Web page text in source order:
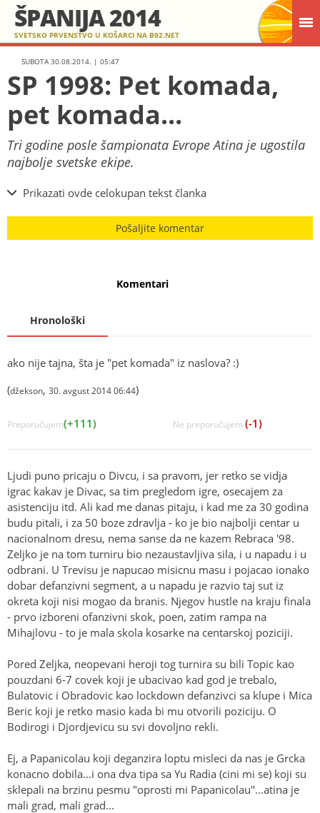
ŠPANIJA 2014
SVETSKO PRVENSTVO U KOŠARCI NA B92.NET
SUBOTA 30.08.2014. | 05:47
SP 1998: Pet komada,
pet komada...
Tri godine posle šampionata Evrope Atina je ugostila
najbolje svetske ekipe.
Prikazati ovde celokupan tekst članka
Pošaljite komentar
Komentari
Hronološki
ako nije tajna, šta je "pet komada" iz naslova? :)
(džekson, 30. avgust 2014 06:44)
Preporučujem(+111) Ne preporučujem (-1)
Ljudi puno pricaju o Divcu, i sa pravom, jer retko se vidja
igrac kakav je Divac, sa tim pregledom igre, osecajem za
asistenciju itd. Ali kad me danas pitaju, i kad me za 30 godina
budu pitali, i za 50 boze zdravlja - ko je bio najbolji centar u
nacionalnom dresu, nema sanse da ne kazem Rebraca '98.
Zeljko je na tom turniru bio nezaustavljiva sila, i u napadu i u
odbrani. U Trevisu je napucao misicnu masu i pojacao ionako
dobar defanzivni segment, a u napadu je razvio taj sut iz
okreta koji nisi mogao da branis. Njegov hustle na kraju finala
- prvo izboreni ofanzivni skok, poen, zatim rampa na
Mihajlovu - to je mala skola kosarke na centarskoj poziciji.
Pored Zeljka, neopevani heroji tog turnira su bili Topic kao
pouzdani 6-7 covek koji je ubacivao kad god je trebalo,
Bulatovic i Obradovic kao lockdown defanzivci sa klupe i Mica
Beric koji je retko masio kada bi mu otvorili poziciju. O
Bodirogi i Djordjevicu su svi dovoljno rekli.
Ej, a Papanicolau koji deganzira loptu misleci da nas je Grcka
konacno dobila...i ona dva tipa sa Yu Radia (cini mi se) koji su
sklepali na brzinu pesmu "oprosti mi Papanicolau"...atina je
mali grad, mali grad...